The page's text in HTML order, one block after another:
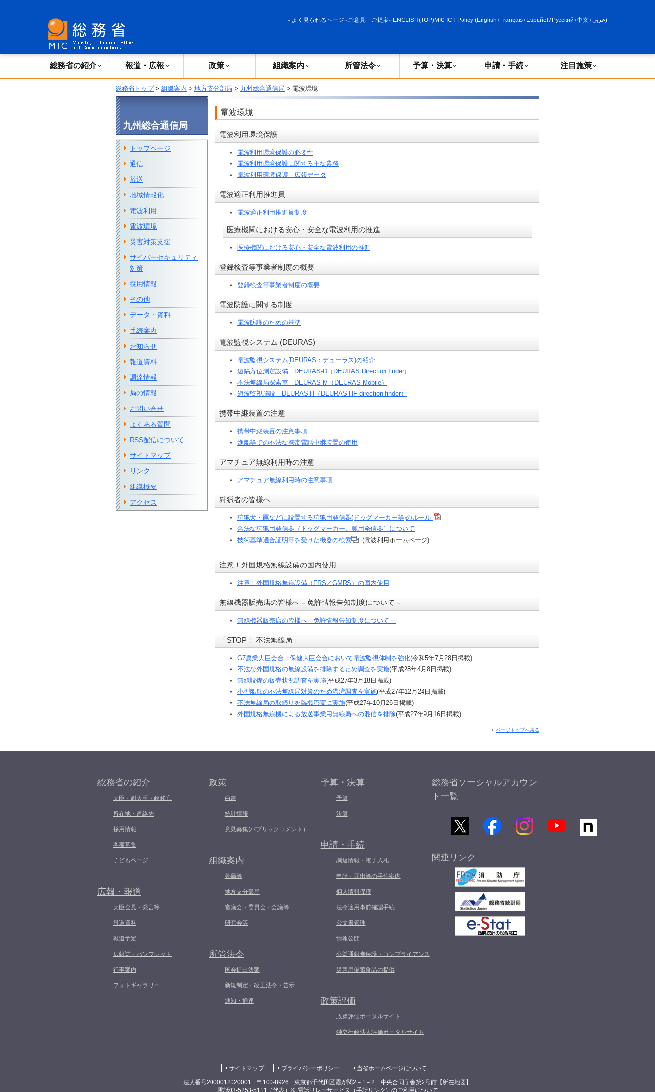
よく見られるページ ご意見・ご提案 ENGLISH(TOP)MIC ICT Policy (English / Français/ Español / Русский /中文 /عربي)
総務省の紹介 報道・広報 政策 組織案内 所管法令 予算・決算 申請・手続 注目施策
総務省トップ> 組織案内 > 地方支分部局 > 九州総合通信局 > 電波環境
電波環境
電波利用環境保護
電波利用環境保護の必要性
電波利用環境保護に関する主な業務
電波利用環境保護 広報データ
電波適正利用推進員
電波適正利用推進員制度
医療機関における安心・安全な電波利用の推進
医療機関における安心・安全な電波利用の推進
登録検査等事業者制度の概要
登録検査等事業者制度の概要
電波防護に関する制度
電波防護のための基準
電波監視システム (DEURAS)
電波監視システム(DEURAS：デューラス)の紹介
遠隔方位測定設備 DEURAS-D（DEURAS Direction finder）
不法無線局探索車 DEURAS-M（DEURAS Mobile）
短波監視施設 DEURAS-H（DEURAS HF direction finder）
携帯中継装置の注意
携帯中継装置の注意事項
漁船等での不法な携帯電話中継装置の使用
アマチュア無線利用時の注意
アマチュア無線利用時の注意事項
狩猟者の皆様へ
狩猟犬・罠などに設置する狩猟用発信器(ドッグマーカー等)のルール
合法な狩猟用発信器（ドッグマーカー、罠用発信器）について
技術基準適合証明等を受けた機器の検索
(電波利用ホームページ)
注意！外国規格無線設備の国内使用
注意！外国規格無線設備（FRS／GMRS）の国内使用
無線機器販売店の皆様へ－免許情報告知制度について－
無線機器販売店の皆様へ－免許情報告知制度について－
「STOP！ 不法無線局」
G7農業大臣会合・保健大臣会合において電波監視体制を強化(令和5年7月28日掲載)
不法な外国規格の無線設備を排除するため調査を実施(平成28年4月8日掲載)
無線設備の販売状況調査を実施(平成27年3月18日掲載)
小型船舶の不法無線局対策のため港湾調査を実施(平成27年12月24日掲載)
不法無線局の取締りを臨機応変に実施(平成27年10月26日掲載)
外国規格無線機による放送事業用無線局への混信を排除(平成27年9月16日掲載)
ページトップへ戻る
九州総合通信局
トップページ
通信
放送
地域情報化
電波利用
電波環境
災害対策支援
サイバーセキュリティ
対策
採用情報
その他
データ・資料
手続案内
お知らせ
報道資料
調達情報
局の情報
お問い合せ
よくある質問
RSS配信について
サイトマップ
リンク
組織概要
アクセス
総務省の紹介
大臣・副大臣・政務官
所在地・連絡先
採用情報
各種募集
子どもページ
広報・報道
大臣会見・発言等
報道資料
報道予定
広報誌・パンフレット
行事案内
フォトギャラリー
政策
白書
統計情報
意見募集(パブリックコメント）
組織案内
外局等
地方支分部局
審議会・委員会・会議等
研究会等
所管法令
国会提出法案
新規制定・改正法令・告示
通知・通達
予算・決算
予算
決算
申請・手続
調達情報・電子入札
申請・届出等の手続案内
個人情報保護
法令適用事前確認手続
公文書管理
情報公開
公益通報者保護・コンプライアンス
災害用備蓄食品の提供
政策評価
政策評価ポータルサイト
独立行政法人評価ポータルサイト
総務省ソーシャルアカウン
ト一覧
関連リンク
サイトマップ プライバシーポリシー 当省ホームページについて
法人番号2000012020001 〒100-8926 東京都千代田区霞が関2－1－2 中央合同庁舎第2号館【 所在地図 】
電話03-5253-5111（代表）
※ 電話リレーサービス（手話リンク）のご利用について